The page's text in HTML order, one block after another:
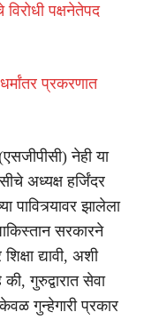
पक्षनेतेपद
प्रकरणात
नेही या
अध्यक्ष हर्जिंदर
पावित्र्यावर झालेला
सरकारने
द्यावी, अशी
गुरुद्वारात सेवा
गुन्हेगारी प्रकार